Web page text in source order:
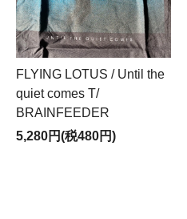
FLYING LOTUS / Until the
quiet comes T/
BRAINFEEDER
5,280円(税480円)